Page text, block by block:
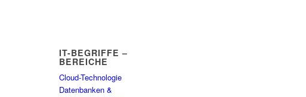
IT-BEGRIFFE –
BEREICHE
Cloud-Technologie
Datenbanken &